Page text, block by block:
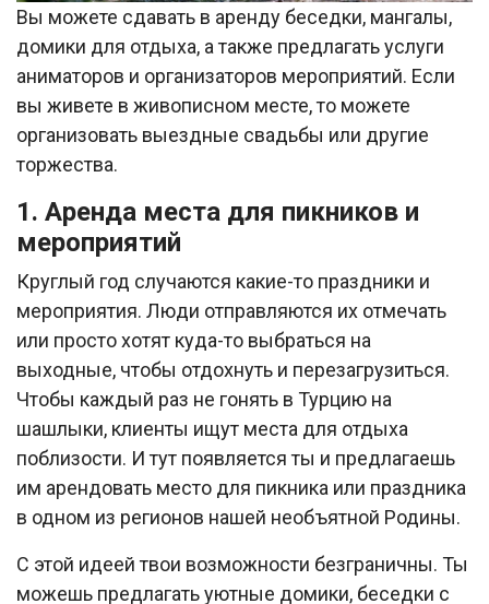
Вы можете сдавать в аренду беседки, мангалы,
домики для отдыха, а также предлагать услуги
аниматоров и организаторов мероприятий. Если
вы живете в живописном месте, то можете
организовать выездные свадьбы или другие
торжества.
1. Аренда места для пикников и
мероприятий
Круглый год случаются какие-то праздники и
мероприятия. Люди отправляются их отмечать
или просто хотят куда-то выбраться на
выходные, чтобы отдохнуть и перезагрузиться.
Чтобы каждый раз не гонять в Турцию на
шашлыки, клиенты ищут места для отдыха
поблизости. И тут появляется ты и предлагаешь
им арендовать место для пикника или праздника
в одном из регионов нашей необъятной Родины.
С этой идеей твои возможности безграничны. Ты
можешь предлагать уютные домики, беседки с